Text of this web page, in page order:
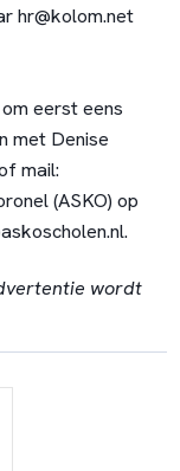
hr@kolom.net
eerst eens
met Denise
mail:
(ASKO) op
.
wordt